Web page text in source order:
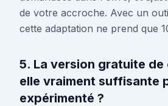
de votre accroche. Avec un
cette adaptation ne prend que
5. La version gratuite
elle vraiment suffisante
expérimenté ?